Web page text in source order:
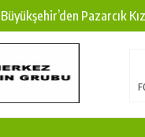
Büyükşehir’den Pazarcık
Büyükşehir’den Pazarcık
Çin’den KSÜ’ye